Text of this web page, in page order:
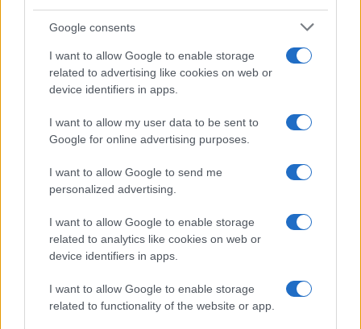
Google consents
I want to allow Google to enable storage
related to advertising like cookies on web or
device identifiers in apps.
I want to allow my user data to be sent to
Google for online advertising purposes.
I want to allow Google to send me
personalized advertising.
I want to allow Google to enable storage
related to analytics like cookies on web or
device identifiers in apps.
I want to allow Google to enable storage
related to functionality of the website or app.
Continua a leggere
B2B NEWS